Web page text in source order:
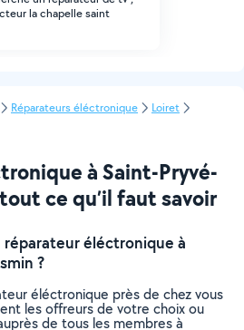
la chapelle saint
Réparateurs éléctronique
Loiret
à Saint-Pryvé-
ce qu’il faut savoir
éléctronique à
?
éléctronique près de chez vous
les offreurs de votre choix ou
de tous les membres à